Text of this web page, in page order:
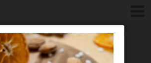
julio de 2016